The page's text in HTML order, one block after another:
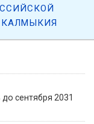
сентября 2031
КАЛМЫКИЯ